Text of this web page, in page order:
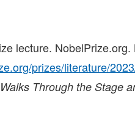
lecture.
prizes/literature/
Through the Stage